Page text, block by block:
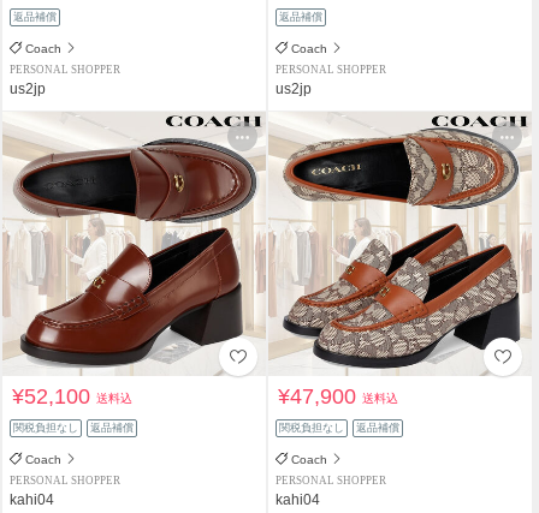
返品補償
Coach
PERSONAL SHOPPER
us2jp
返品補償
Coach
PERSONAL SHOPPER
us2jp
¥52,100送料込
関税負担なし 返品補償
Coach
PERSONAL SHOPPER
kahi04
¥47,900送料込
関税負担なし 返品補償
Coach
PERSONAL SHOPPER
kahi04